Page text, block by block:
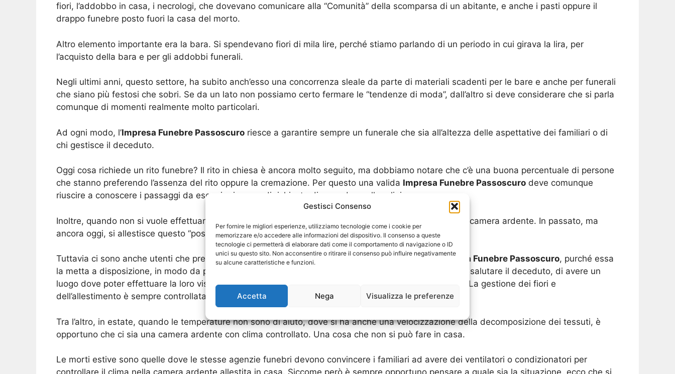
Gestisci Consenso
Per fornire le migliori esperienze, utilizziamo tecnologie come i cookie per
memorizzare e/o accedere alle informazioni del dispositivo. Il consenso a queste
tecnologie ci permetterà di elaborare dati come il comportamento di navigazione o ID
unici su questo sito. Non acconsentire o ritirare il consenso può influire negativamente
su alcune caratteristiche e funzioni.
Accetta Nega Visualizza le preferenze
fiori, l’addobbo in casa, i necrologi, che dovevano comunicare alla “Comunità” della scomparsa di un abitante, e anche i pasti oppure il
drappo funebre posto fuori la casa del morto.
Altro elemento importante era la bara. Si spendevano fiori di mila lire, perché stiamo parlando di un periodo in cui girava la lira, per
l’acquisto della bara e per gli addobbi funerali.
Negli ultimi anni, questo settore, ha subito anch’esso una concorrenza sleale da parte di materiali scadenti per le bare e anche per funerali
che siano più festosi che sobri. Se da un lato non possiamo certo fermare le “tendenze di moda”, dall’altro si deve considerare che si parla
comunque di momenti realmente molto particolari.
Ad ogni modo, l’Impresa Funebre Passoscuro riesce a garantire sempre un funerale che sia all’altezza delle aspettative dei familiari o di
chi gestisce il deceduto.
Oggi cosa richiede un rito funebre? Il rito in chiesa è ancora molto seguito, ma dobbiamo notare che c’è una buona percentuale di persone
che stanno preferendo l’assenza del rito oppure la cremazione. Per questo una valida Impresa Funebre Passoscuro deve comunque
riuscire a conoscere i passaggi da eseguire in caso di richieste diverse da quelle religiose.
Inoltre, quando non si vuole effettuare il rito funebre in chiesa, ci sono comunque delle richieste per la camera ardente. In passato, ma
ancora oggi, si allestisce questo “posteggio” momentaneo della bara direttamente in casa.
Tuttavia ci sono anche utenti che preferiscono affittare una camera ardente direttamente nell’ Impresa Funebre Passoscuro, purché essa
la metta a disposizione, in modo da poter fermare la bara. Questo consente alle persone che vogliono salutare il deceduto, di avere un
luogo dove poter effettuare la loro visita. La bara e sotto controllo dell’
. La gestione dei fiori e
dell’allestimento è sempre controllata da parte dello
Impresa Funebre Passoscuro.
Tra l’altro, in estate, quando le temperature non sono di aiuto, dove si ha anche una velocizzazione della decomposizione dei tessuti, è
opportuno che ci sia una camera ardente con clima controllato. Una cosa che non si può fare in casa.
Le morti estive sono quelle dove le stesse agenzie funebri devono convincere i familiari ad avere dei ventilatori o condizionatori per